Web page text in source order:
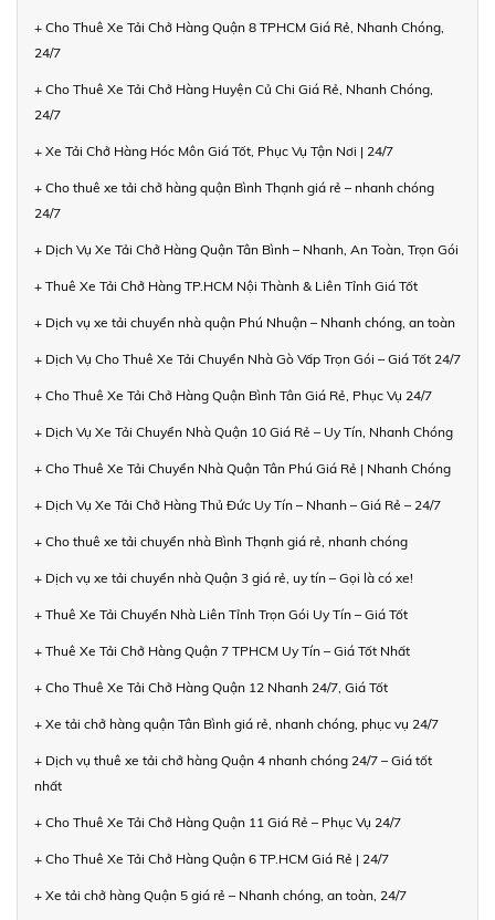
+ Cho Thuê Xe Tải Chở Hàng Quận 8 TPHCM Giá Rẻ, Nhanh Chóng,
24/7
+ Cho Thuê Xe Tải Chở Hàng Huyện Củ Chi Giá Rẻ, Nhanh Chóng,
24/7
+ Xe Tải Chở Hàng Hóc Môn Giá Tốt, Phục Vụ Tận Nơi | 24/7
+ Cho thuê xe tải chở hàng quận Bình Thạnh giá rẻ – nhanh chóng
24/7
+ Dịch Vụ Xe Tải Chở Hàng Quận Tân Bình – Nhanh, An Toàn, Trọn Gói
+ Thuê Xe Tải Chở Hàng TP.HCM Nội Thành & Liên Tỉnh Giá Tốt
+ Dịch vụ xe tải chuyển nhà quận Phú Nhuận – Nhanh chóng, an toàn
+ Dịch Vụ Cho Thuê Xe Tải Chuyển Nhà Gò Vấp Trọn Gói – Giá Tốt 24/7
+ Cho Thuê Xe Tải Chở Hàng Quận Bình Tân Giá Rẻ, Phục Vụ 24/7
+ Dịch Vụ Xe Tải Chuyển Nhà Quận 10 Giá Rẻ – Uy Tín, Nhanh Chóng
+ Cho Thuê Xe Tải Chuyển Nhà Quận Tân Phú Giá Rẻ | Nhanh Chóng
+ Dịch Vụ Xe Tải Chở Hàng Thủ Đức Uy Tín – Nhanh – Giá Rẻ – 24/7
+ Cho thuê xe tải chuyển nhà Bình Thạnh giá rẻ, nhanh chóng
+ Dịch vụ xe tải chuyển nhà Quận 3 giá rẻ, uy tín – Gọi là có xe!
+ Thuê Xe Tải Chuyển Nhà Liên Tỉnh Trọn Gói Uy Tín – Giá Tốt
+ Thuê Xe Tải Chở Hàng Quận 7 TPHCM Uy Tín – Giá Tốt Nhất
+ Cho Thuê Xe Tải Chở Hàng Quận 12 Nhanh 24/7, Giá Tốt
+ Xe tải chở hàng quận Tân Bình giá rẻ, nhanh chóng, phục vụ 24/7
+ Dịch vụ thuê xe tải chở hàng Quận 4 nhanh chóng 24/7 – Giá tốt
nhất
+ Cho Thuê Xe Tải Chở Hàng Quận 11 Giá Rẻ – Phục Vụ 24/7
+ Cho Thuê Xe Tải Chở Hàng Quận 6 TP.HCM Giá Rẻ | 24/7
+ Xe tải chở hàng Quận 5 giá rẻ – Nhanh chóng, an toàn, 24/7